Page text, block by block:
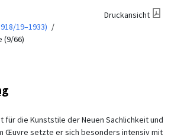
19–1933)
(9/66)
Druckansicht
für die Kunststile der Neuen Sachlichkeit und
Œuvre setzte er sich besonders intensiv mit